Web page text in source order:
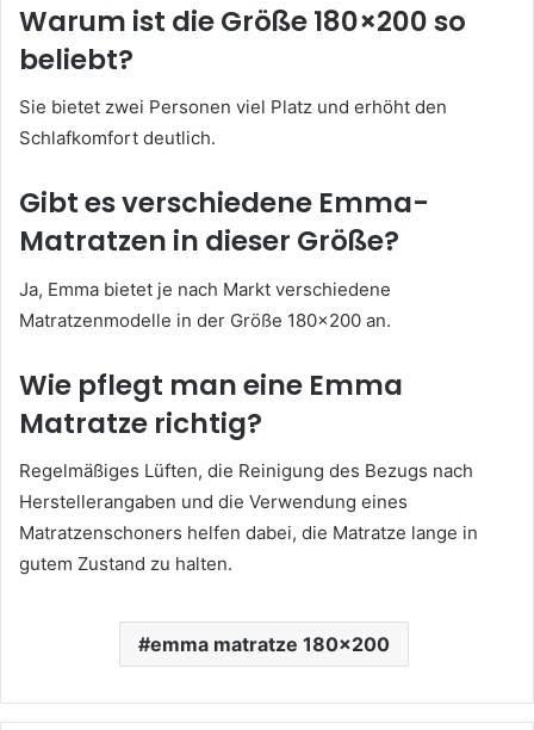
Warum ist die Größe 180×200 so
beliebt?
Sie bietet zwei Personen viel Platz und erhöht den
Schlafkomfort deutlich.
Gibt es verschiedene Emma-
Matratzen in dieser Größe?
Ja, Emma bietet je nach Markt verschiedene
Matratzenmodelle in der Größe 180×200 an.
Wie pflegt man eine Emma
Matratze richtig?
Regelmäßiges Lüften, die Reinigung des Bezugs nach
Herstellerangaben und die Verwendung eines
Matratzenschoners helfen dabei, die Matratze lange in
gutem Zustand zu halten.
emma matratze 180x200